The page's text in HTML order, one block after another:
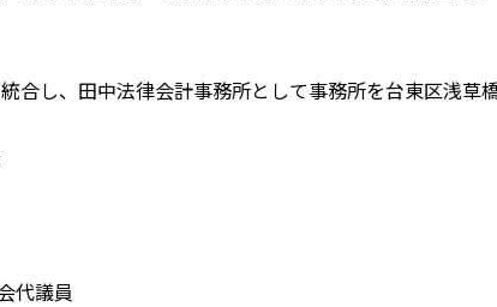
合し、田中法律会計事務所として事務所を台東区浅草
代議員